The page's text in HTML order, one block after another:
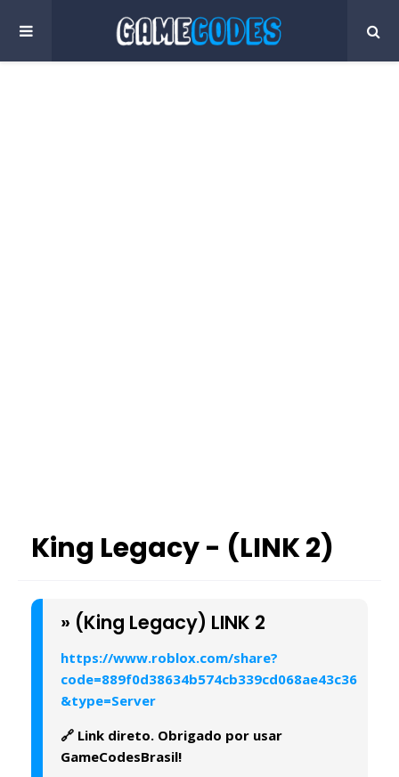
King Legacy - (LINK 2)
» (King Legacy) LINK 2
https://www.roblox.com/share?
code=889f0d38634b574cb339cd068ae43c36
&type=Server
🔗 Link direto. Obrigado por usar
GameCodesBrasil!